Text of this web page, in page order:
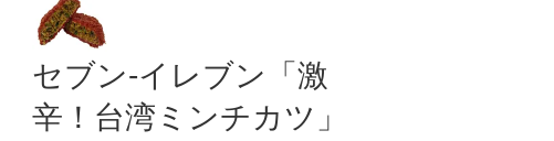
セブン-イレブン「激
辛！台湾ミンチカツ」